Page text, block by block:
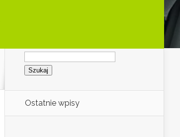
Szukaj:
Ostatnie wpisy